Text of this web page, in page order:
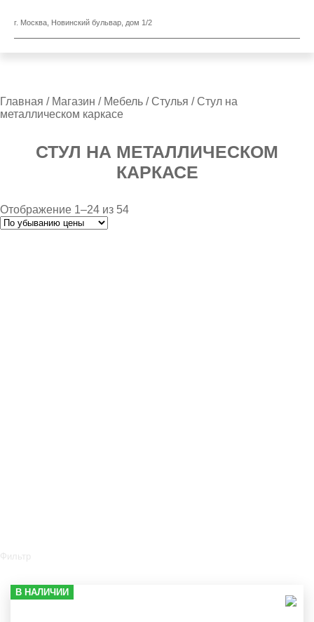
г. Москва, Новинский бульвар, дом 1/2
Главная / Магазин / Мебель /Стулья / Стул на
металлическом каркасе
СТУЛ НА МЕТАЛЛИЧЕСКОМ
КАРКАСЕ
Отображение 1–24 из 54
Фильтр
В НАЛИЧИИ